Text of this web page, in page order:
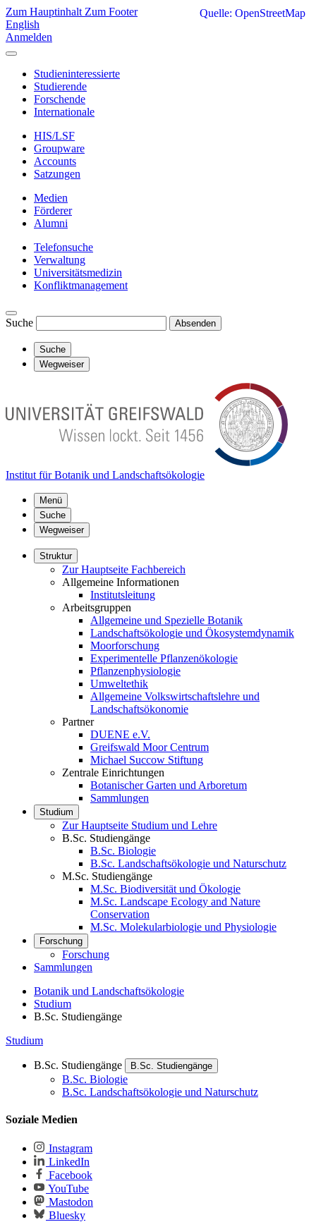
Zum Hauptinhalt Zum Footer
English
Anmelden
Studieninteressierte
Studierende
Forschende
Internationale
HIS/LSF
Groupware
Accounts
Satzungen
Medien
Förderer
Alumni
Telefonsuche
Verwaltung
Universitätsmedizin
Konfliktmanagement
Suche Absenden
Suche
Wegweiser
Institut für Botanik und Landschaftsökologie
Menü
Suche
Wegweiser
Struktur
Zur Hauptseite Fachbereich
Allgemeine Informationen
Institutsleitung
Arbeitsgruppen
Allgemeine und Spezielle Botanik
Landschaftsökologie und Ökosystemdynamik
Moorforschung
Experimentelle Pflanzenökologie
Pflanzenphysiologie
Umweltethik
Allgemeine Volkswirtschaftslehre und
Landschaftsökonomie
Partner
DUENE e.V.
Greifswald Moor Centrum
Michael Succow Stiftung
Zentrale Einrichtungen
Botanischer Garten und Arboretum
Sammlungen
Studium
Zur Hauptseite Studium und Lehre
B.Sc. Studiengänge
B.Sc. Biologie
B.Sc. Landschaftsökologie und Naturschutz
M.Sc. Studiengänge
M.Sc. Biodiversität und Ökologie
M.Sc. Landscape Ecology and Nature
Conservation
M.Sc. Molekularbiologie und Physiologie
Forschung
Forschung
Sammlungen
Botanik und Landschaftsökologie
Studium
B.Sc. Studiengänge
Studium
B.Sc. Studiengänge B.Sc. Studiengänge
B.Sc. Biologie
B.Sc. Landschaftsökologie und Naturschutz
Soziale Medien
Instagram
LinkedIn
Facebook
YouTube
Mastodon
Bluesky
Quelle: OpenStreetMap